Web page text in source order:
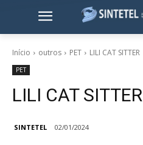
Início outros PET LILI CAT SITTER
PET
LILI CAT SITTER
SINTETEL 02/01/2024